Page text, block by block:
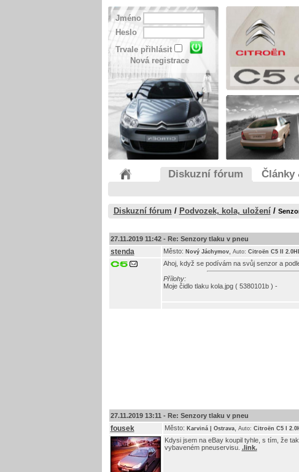
Jméno
Heslo
Trvale přihlásit
Nová registrace
Diskuzní fórum Články
Diskuzní fórum / Podvozek, kola, uložení /
27.11.2019 11:42 - Re: Senzory tlaku v pneu
stenda Město: Nový Jáchymov, Auto: Citroën C5 II
Ahoj, když se podívám na svůj senzor a
Přílohy:
Moje čidlo tlaku kola.jpg ( 5380101b ) -
27.11.2019 13:11 - Re: Senzory tlaku v pneu
fousek Město: Karviná | Ostrava, Auto: Citroën C5 I
Kdysi jsem na eBay koupil tyhle, s tím, že
vybaveném pneuservisu. .link.